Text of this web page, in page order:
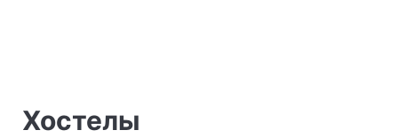
Хостелы